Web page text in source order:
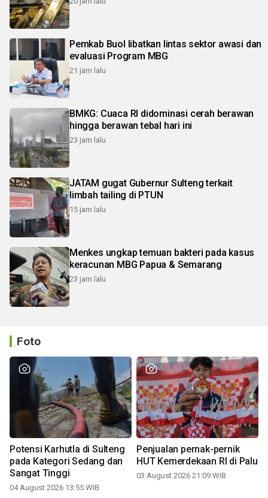
Pemkab Buol libatkan lintas sektor awasi dan
evaluasi Program MBG
21 jam lalu
BMKG: Cuaca RI didominasi cerah berawan
hingga berawan tebal hari ini
23 jam lalu
JATAM gugat Gubernur Sulteng terkait
limbah tailing di PTUN
15 jam lalu
Menkes ungkap temuan bakteri pada kasus
keracunan MBG Papua & Semarang
23 jam lalu
Foto
Potensi Karhutla di Sulteng
pada Kategori Sedang dan
Sangat Tinggi
04 August 2026 13:55 WIB
Penjualan pernak-pernik
HUT Kemerdekaan RI di Palu
03 August 2026 21:09 WIB